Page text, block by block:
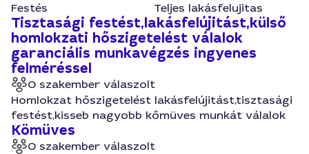
Festés
Teljes lakásfelujitas
Tisztasági festést,lakásfelújitást,külső
homlokzati hőszigetelést válalok
garanciális munkavégzés ingyenes
felméréssel
0 szakember válaszolt
Homlokzat hőszigetelést lakásfelújitást,tisztasági
festést,kisseb nagyobb kőmüves munkát válalok
Kömüves
0 szakember válaszolt